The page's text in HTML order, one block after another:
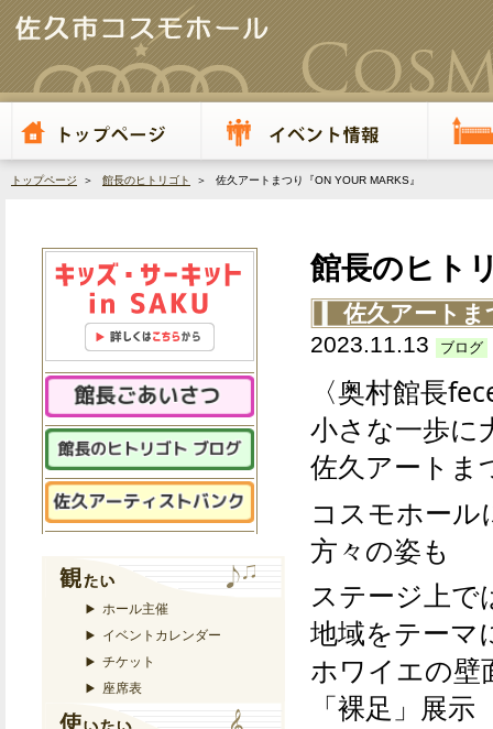
トップページ ＞ 館長のヒトリゴト ＞ 佐久アートまつり『ON YOUR MARKS』
ホール主催
イベントカレンダー
チケット
座席表
館長のヒト
佐久アートま
2023.11.13
ブログ
〈奥村館長
小さな一歩に
佐久アートま
コスモホー
方々の姿も
ステージ上
地域をテー
ホワイエの
「裸足」展示